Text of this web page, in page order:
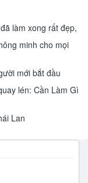
làm xong rất đẹp,
minh cho mọi
mới bắt đầu
lén: Cần Làm Gì
Lan